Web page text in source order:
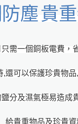
塵貴
需一個銅板電費，
,還可以保護珍貴物
分及濕氣極易造成
給貴重物品及珍貴